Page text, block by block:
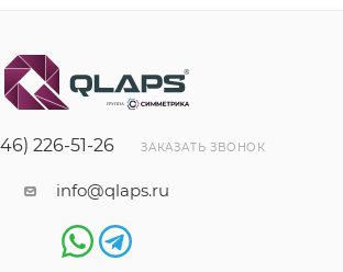
226-51-26 ЗАКАЗАТЬ ЗВОНОК
info@qlaps.ru